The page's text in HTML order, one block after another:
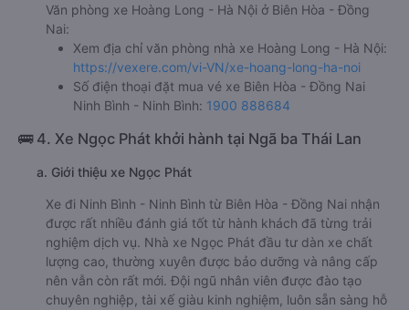
Văn phòng xe Hoàng Long - Hà Nội ở Biên Hòa - Đồng
Nai:
Xem địa chỉ văn phòng nhà xe Hoàng Long - Hà Nội:
https://vexere.com/vi-VN/xe-hoang-long-ha-noi
Số điện thoại đặt mua vé xe Biên Hòa - Đồng Nai
Ninh Bình - Ninh Bình: 1900 888684
🚌 4. Xe Ngọc Phát khởi hành tại Ngã ba Thái Lan
a. Giới thiệu xe Ngọc Phát
Xe đi Ninh Bình - Ninh Bình từ Biên Hòa - Đồng Nai nhận
được rất nhiều đánh giá tốt từ hành khách đã từng trải
nghiệm dịch vụ. Nhà xe Ngọc Phát đầu tư dàn xe chất
lượng cao, thường xuyên được bảo dưỡng và nâng cấp
nên vẫn còn rất mới. Đội ngũ nhân viên được đào tạo
chuyên nghiệp, tài xế giàu kinh nghiệm, luôn sẵn sàng hỗ